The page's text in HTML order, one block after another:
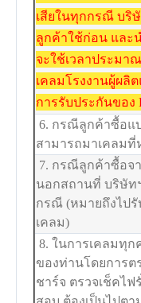
เสียในทุกกรณี บริ
ลูกค้าใช้ก่อน และ
จะใช้เวลาประมา
เคลมโรงงานผู้ผลิต
การรับประกันของ
6. กรณีลูกค้าซื้อแ
สามารถมาเคลม
7. กรณีลูกค้าซื้อจ
นอกสถานที่ บริษัท
กรณี (หมายถึงไปรั
เคลม)
8. ในการเคลมทุ
ของท่านโดยการต
ชาร์จ ตรวจเช็คไฟ